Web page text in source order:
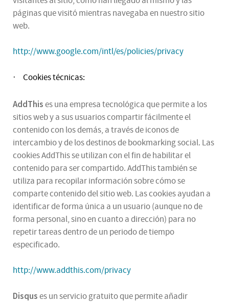
páginas que visitó mientras navegaba en nuestro sitio
web.
http://www.google.com/intl/es/policies/privacy
· Cookies técnicas:
AddThises una empresa tecnológica que permite a los
sitios web y a sus usuarios compartir fácilmente el
contenido con los demás, a través de iconos de
intercambio y de los destinos de bookmarking social. Las
cookies AddThis se utilizan con el fin de habilitar el
contenido para ser compartido. AddThis también se
utiliza para recopilar información sobre cómo se
comparte contenido del sitio web. Las cookies ayudan a
identificar de forma única a un usuario (aunque no de
forma personal, sino en cuanto a dirección) para no
repetir tareas dentro de un periodo de tiempo
especificado.
http://www.addthis.com/privacy
Disquses un servicio gratuito que permite añadir